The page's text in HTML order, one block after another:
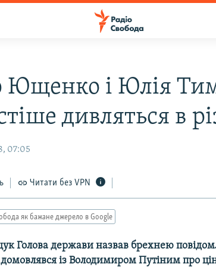
Ющенко і Юлія
дивляться в
07:05
Читати без VPN
як бажане джерело в Google
Голова держави назвав брехнею
із Володимиром Путіним про